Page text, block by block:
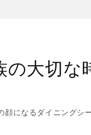
の大切な
顔になるダイニングシ